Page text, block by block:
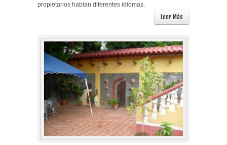
propietarios hablan diferentes idiomas.
Leer Más